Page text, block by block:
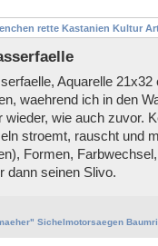
rette Kastanien Kultur
Aquarelle
waehrend ich in den
wieder, wie auch zuvor.
stroemt, rauscht und
Formen,
dann seinen Slivo.